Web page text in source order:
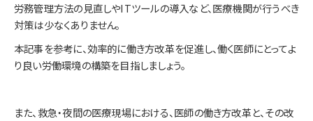
労務管理方法の見直しやITツールの導入など、医療機関が行うべき
対策は少なくありません。
本記事を参考に、効率的に働き方改革を促進し、働く医師にとってよ
り良い労働環境の構築を目指しましょう。
また、救急・夜間の医療現場における、医師の働き方改革と、その改